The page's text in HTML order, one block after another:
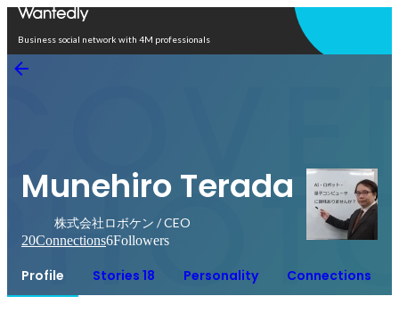
Business social network with 4M professionals
Munehiro Terada
株式会社ロボケン / CEO
20Connections6Followers
Profile Stories 18 Personality Connections